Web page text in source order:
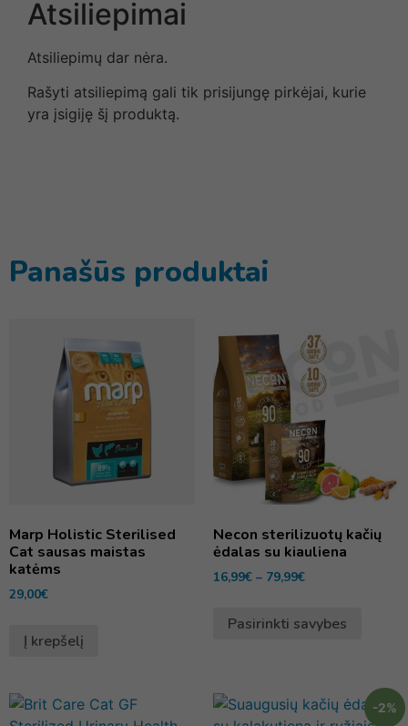
Atsiliepimai
Atsiliepimų dar nėra.
Rašyti atsiliepimą gali tik prisijungę pirkėjai, kurie
yra įsigiję šį produktą.
Panašūs produktai
Marp Holistic Sterilised
Cat sausas maistas
katėms
29,00€
Į krepšelį
Necon sterilizuotų kačių
ėdalas su kiauliena
16,99€ – 79,99€
Pasirinkti savybes
-2%